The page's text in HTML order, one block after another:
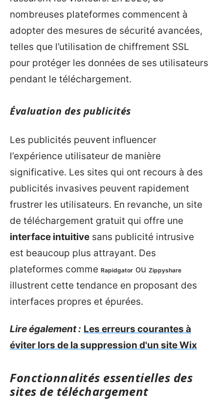
nombreuses plateformes commencent à
adopter des mesures de sécurité avancées,
telles que l’utilisation de chiffrement SSL
pour protéger les données de ses utilisateurs
pendant le téléchargement.
Évaluation des publicités
Les publicités peuvent influencer
l’expérience utilisateur de manière
significative. Les sites qui ont recours à des
publicités invasives peuvent rapidement
frustrer les utilisateurs. En revanche, un site
de téléchargement gratuit qui offre une
interface intuitive sans publicité intrusive
est beaucoup plus attrayant. Des
plateformes comme Rapidgator ou Zippyshare
illustrent cette tendance en proposant des
interfaces propres et épurées.
Lire également : Les erreurs courantes à
éviter lors de la suppression d'un site Wix
Fonctionnalités essentielles des
sites de téléchargement